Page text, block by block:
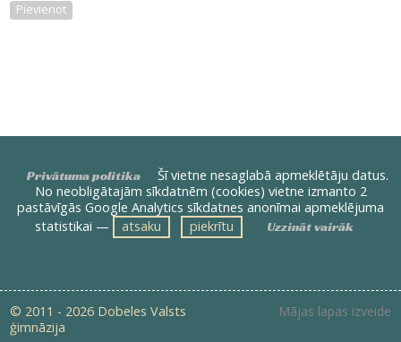
Pievienot
Privātuma politika
Šī vietne nesaglabā apmeklētāju datus.
No neobligātajām sīkdatnēm (cookies) vietne izmanto 2
pastāvīgās Google Analytics sīkdatnes anonīmai apmeklējuma
statistikai —
atsaku piekrītu Uzzināt vairāk
© 2011 - 2026 Dobeles Valsts
ģimnāzija
Mājas lapas izveide